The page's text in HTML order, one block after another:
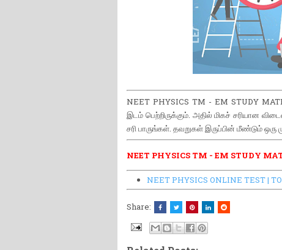
NEET PHYSICS TM - EM STUDY
இடம் பெற்றிருக்கும். அதில் மிகச் சரியான
சரி பாருங்கள். தவறுகள் இருப்பின் மீண்டும்
NEET PHYSICS TM - EM STUDY
NEET PHYSICS ONLINE TEST |
Share: